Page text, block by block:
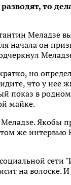
то
Меладзе
он
но
что у нее
показ в
майке.
Якобы
же интервью
на волоске.